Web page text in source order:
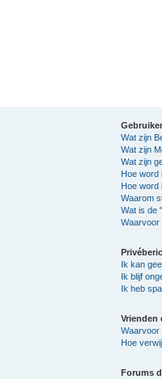
Wat zijn
Wat zijn
Wat zijn
Hoe word
Hoe word
Waarom
Wat is de
Waarvoor
Ik kan
Ik blijf
Ik heb
Vrienden
Waarvoor
Hoe
Forums